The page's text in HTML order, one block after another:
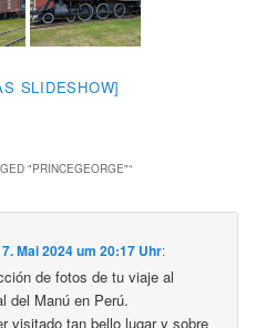
SLIDESHOW]
"PRINCEGEORGE"“
7. Mai 2024 um 20:17 Uhr:
de fotos de tu viaje al
del Manú en Perú.
visitado tan bello lugar y sobre